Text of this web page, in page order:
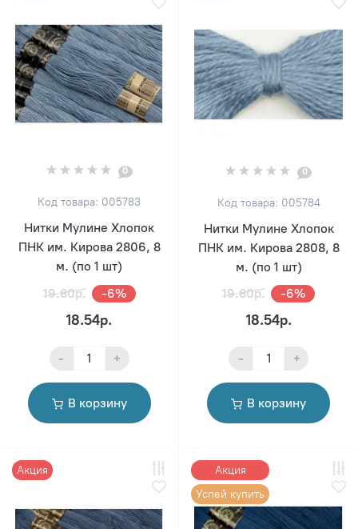
0
Код товара: 005783
Нитки Мулине Хлопок
ПНК им. Кирова 2806, 8
м. (по 1 шт)
19.80р.
-6%
18.54р.
- +
В корзину
0
Код товара: 005784
Нитки Мулине Хлопок
ПНК им. Кирова 2808, 8
м. (по 1 шт)
19.80р.
-6%
18.54р.
- +
В корзину
Акция
Акция
Успей купить